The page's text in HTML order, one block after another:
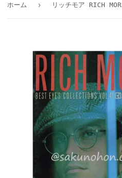
ホーム › リッチモア RICH